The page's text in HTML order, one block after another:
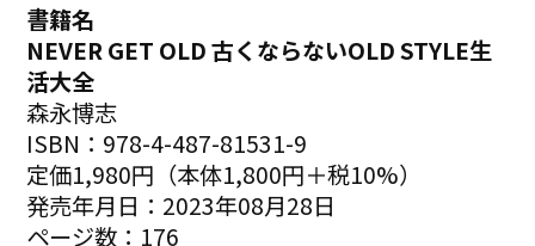
書籍名
NEVER GET OLD 古くならないOLD STYLE生
活大全
森永博志
ISBN：978-4-487-81531-9
定価1,980円（本体1,800円＋税10%）
発売年月日：2023年08月28日
ページ数：176